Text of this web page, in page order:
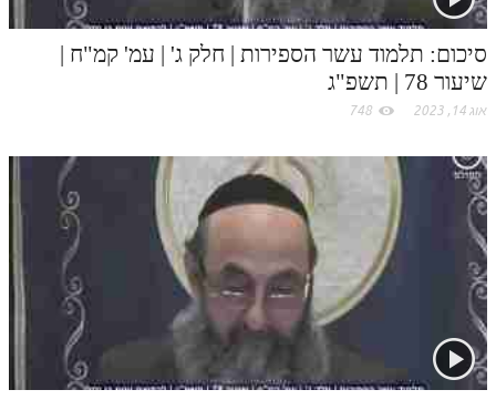
סיכום: תלמוד עשר הספירות | חלק ג' | עמ' קמ"ח |
שיעור 78 | תשפ"ג
אוג 14, 2023 748